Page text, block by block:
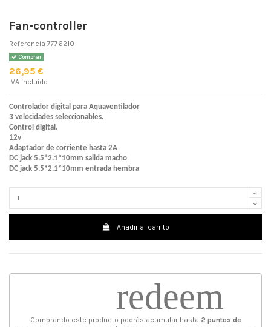
Fan-controller
Referencia 7776210
Comprar
26,95 €
IVA incluido
Controlador digital para Aquaventilador
3 velocidades seleccionables.
Control digital.
12v
Adaptador de corriente hasta 2A
DC jack 5.5*2.1*10mm salida macho
DC jack 5.5*2.1*10mm entrada hembra
Añadir al carrito
redeem
Comprando este producto podrás acumular hasta 2 puntos de